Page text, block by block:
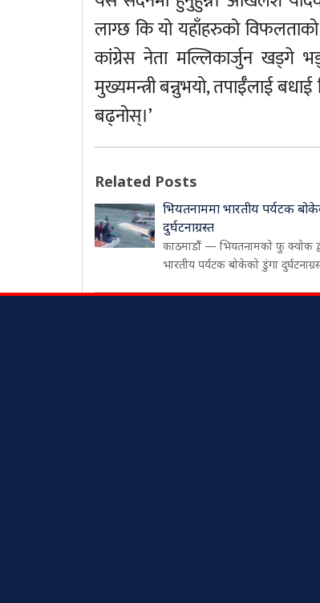
लाग्छ कि यो यहाँहरुको
कांग्रेस नेता मल्लिकार्जुन खड्गे
मुख्यमन्त्री बन्नुभयो, तपाईँलाई
बढ्नोस्।’
Related Posts
भियतनाममा भारतीय पर्यटक
दुर्घटनाग्रस्त
काठमाडौं — भियतनामको फु क्वोक
भारतीय पर्यटक बोकेको डुंगा